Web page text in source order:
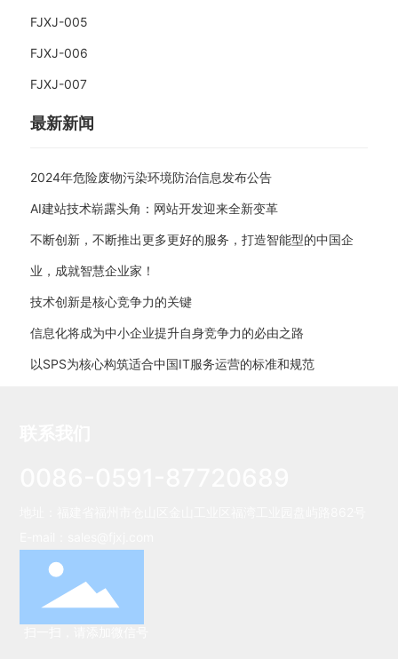
FJXJ-005
FJXJ-006
FJXJ-007
最新新闻
2024年危险废物污染环境防治信息发布公告
AI建站技术崭露头角：网站开发迎来全新变革
不断创新，不断推出更多更好的服务，打造智能型的中国企
业，成就智慧企业家！
技术创新是核心竞争力的关键
信息化将成为中小企业提升自身竞争力的必由之路
以SPS为核心构筑适合中国IT服务运营的标准和规范